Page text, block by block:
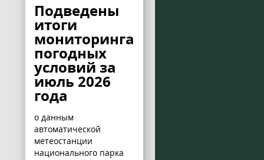
Подведены
итоги
мониторинга
погодных
условий за
июль 2026
года
о данным
автоматической
метеостанции
национального парка